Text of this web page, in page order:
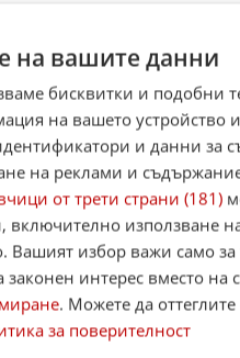
превърнала в полигон
за целия свят“.
от
от нашето
на Пентагона в
на особено опасни
Поставете оценка: ☆
на вашите данни
бисквитки и подобни
на вашето устройство
и данни за
на реклами и
от трети страни (181)
включително използване
Вашият избор важи само
интерес вместо на
. Можете да
за поверителност